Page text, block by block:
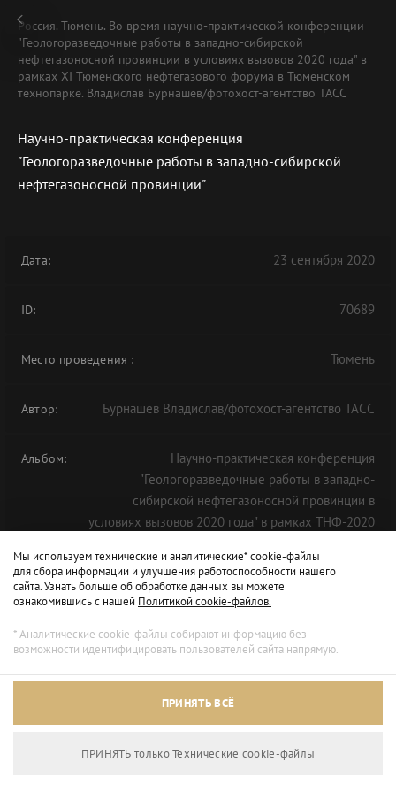
Россия. Тюмень. Во время научно-практической конференции
"Геологоразведочные работы в западно-сибирской
нефтегазоносной провинции в условиях вызовов 2020 года" в
рамках XI Тюменского нефтегазового форума в Тюменском
технопарке. Владислав Бурнашев/фотохост-агентство ТАСС
Научно-практическая конференция
"Геологоразведочные работы в западно-сибирской
нефтегазоносной провинции"
Дата: 23 сентября 2020
ID: 70689
Место проведения : Тюмень
Автор: Бурнашев Владислав/фотохост-агентство ТАСС
Альбом:
Научно-практическая конференция
"Геологоразведочные работы в западно-
сибирской нефтегазоносной провинции в
условиях вызовов 2020 года" в рамках ТНФ-2020
Мы используем технические и аналитические* cookie-файлы
для сбора информации и улучшения работоспособности нашего
сайта. Узнать больше об обработке данных вы можете
ознакомившись с нашей Политикой cookie-файлов.
* Аналитические cookie-файлы собирают информацию без
возможности идентифицировать пользователей сайта напрямую.
ПРИНЯТЬ ВСЁ
ПРИНЯТЬ только Технические сookie-файлы